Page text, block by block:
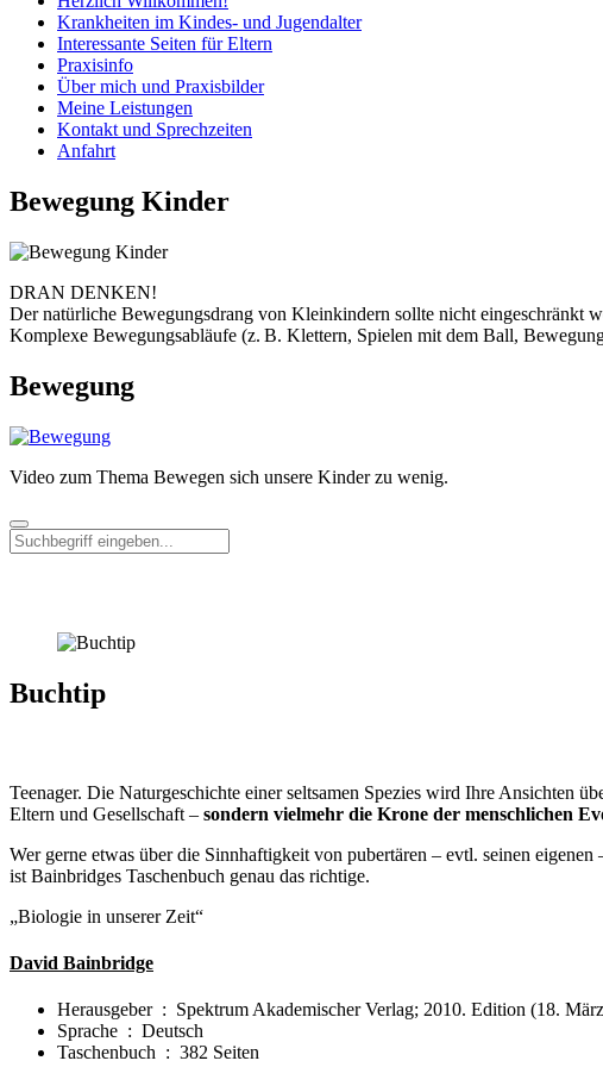
Krankheiten im Kindes- und Jugendalter
Interessante Seiten für Eltern
Praxisinfo
Über mich und Praxisbilder
Meine Leistungen
Kontakt und Sprechzeiten
Anfahrt
Bewegung Kinder
DRAN DENKEN!
Der natürliche Bewegungsdrang von Kleinkindern sollte nicht eingeschränkt
Komplexe Bewegungsabläufe (z. B. Klettern, Spielen mit dem Ball,
Bewegung
Video zum Thema Bewegen sich unsere Kinder zu wenig.
Menu
Search
Buchtip
Teenager. Die Naturgeschichte einer seltsamen Spezies wird Ihre Ansichten
Eltern und Gesellschaft – sondern vielmehr die Krone der menschlichen
Wer gerne etwas über die Sinnhaftigkeit von pubertären – evtl. seinen
ist Bainbridges Taschenbuch genau das richtige.
„Biologie in unserer Zeit“
David Bainbridge
Herausgeber ‏ : ‎ Spektrum Akademischer Verlag; 2010. Edition (18.
Sprache ‏ : ‎ Deutsch
Taschenbuch ‏ : ‎ 382 Seiten